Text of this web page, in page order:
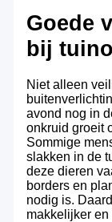
Goede
bij
Niet alleen
avond nog in
onkruid groeit
Sommige
slakken in de
deze dieren
borders en
nodig is.
makkelijker en